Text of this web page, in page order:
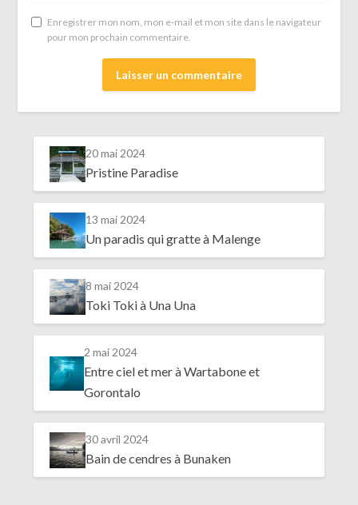
Enregistrer mon nom, mon e-mail et mon site dans le navigateur
pour mon prochain commentaire.
20 mai 2024
Pristine Paradise
13 mai 2024
Un paradis qui gratte à Malenge
8 mai 2024
Toki Toki à Una Una
2 mai 2024
Entre ciel et mer à Wartabone et
Gorontalo
30 avril 2024
Bain de cendres à Bunaken